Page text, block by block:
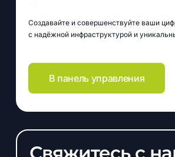
Создавайте и совершенствуйте ваши
с надёжной инфраструктурой и
В панель управления